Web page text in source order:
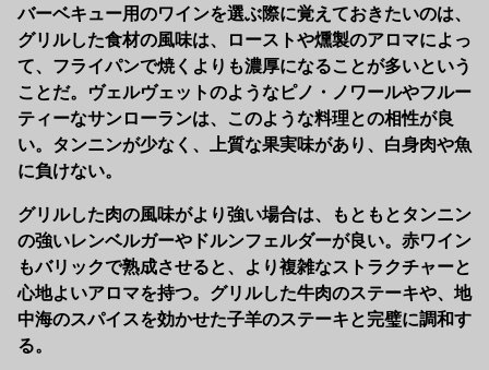
バーベキュー用のワインを選ぶ際に覚えておきたいのは、
グリルした食材の風味は、ローストや燻製のアロマによっ
て、フライパンで焼くよりも濃厚になることが多いという
ことだ。ヴェルヴェットのようなピノ・ノワールやフルー
ティーなサンローランは、このような料理との相性が良
い。タンニンが少なく、上質な果実味があり、白身肉や魚
に負けない。
グリルした肉の風味がより強い場合は、もともとタンニン
の強いレンベルガーやドルンフェルダーが良い。赤ワイン
もバリックで熟成させると、より複雑なストラクチャーと
心地よいアロマを持つ。グリルした牛肉のステーキや、地
中海のスパイスを効かせた子羊のステーキと完璧に調和す
る。